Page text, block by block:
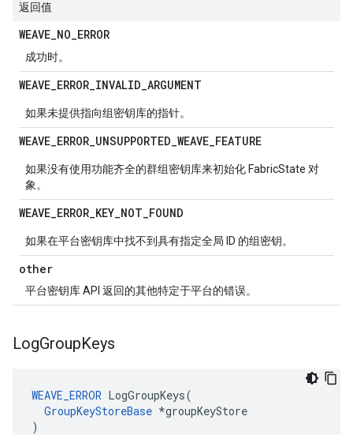
返回值
WEAVE_NO_ERROR
成功时。
WEAVE_ERROR_INVALID_ARGUMENT
如果未提供指向组密钥库的指针。
WEAVE_ERROR_UNSUPPORTED_WEAVE_FEATURE
如果没有使用功能齐全的群组密钥库来初始化 FabricState 对
象。
WEAVE_ERROR_KEY_NOT_FOUND
如果在平台密钥库中找不到具有指定全局 ID 的组密钥。
other
平台密钥库 API 返回的其他特定于平台的错误。
LogGroupKeys
WEAVE_ERROR LogGroupKeys(
GroupKeyStoreBase *groupKeyStore
)